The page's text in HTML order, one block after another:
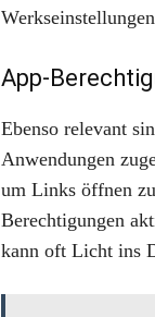
App-
Ebenso relevant
Anwendungen
um Links öffnen
Berechtigungen
kann oft Licht ins